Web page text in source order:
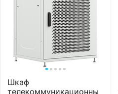
телекоммуникационны
й напольный
ШТНП-18U-800-600-М-
RAL7035
0.0